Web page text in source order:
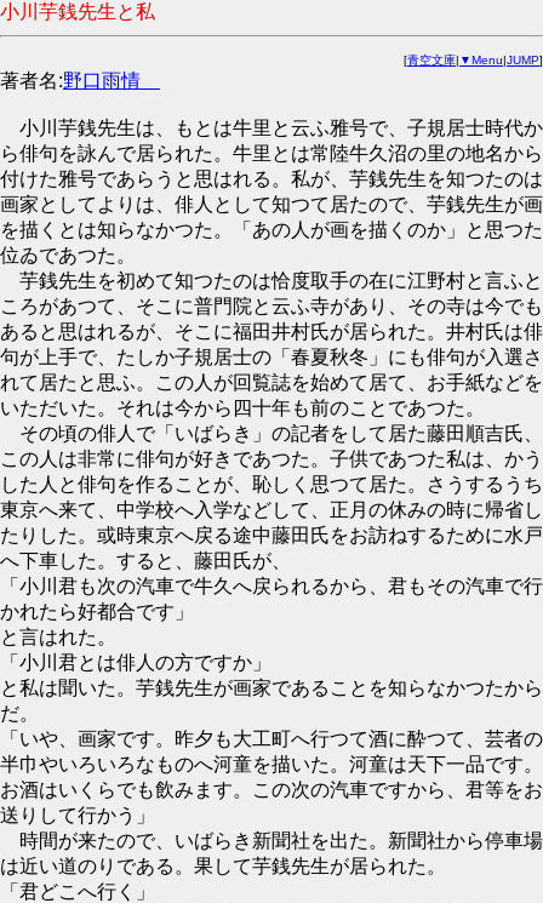
小川芋銭先生と私
[青空文庫| ▼Menu|JUMP]
著者名:野口雨情
小川芋銭先生は、もとは牛里と云ふ雅号で、子規居士時代か
ら俳句を詠んで居られた。牛里とは常陸牛久沼の里の地名から
付けた雅号であらうと思はれる。私が、芋銭先生を知つたのは
画家としてよりは、俳人として知つて居たので、芋銭先生が画
を描くとは知らなかつた。「あの人が画を描くのか」と思つた
位ゐであつた。
芋銭先生を初めて知つたのは恰度取手の在に江野村と言ふと
ころがあつて、そこに普門院と云ふ寺があり、その寺は今でも
あると思はれるが、そこに福田井村氏が居られた。井村氏は俳
句が上手で、たしか子規居士の「春夏秋冬」にも俳句が入選さ
れて居たと思ふ。この人が回覧誌を始めて居て、お手紙などを
いただいた。それは今から四十年も前のことであつた。
その頃の俳人で「いばらき」の記者をして居た藤田順吉氏、
この人は非常に俳句が好きであつた。子供であつた私は、かう
した人と俳句を作ることが、恥しく思つて居た。さうするうち
東京へ来て、中学校へ入学などして、正月の休みの時に帰省し
たりした。或時東京へ戻る途中藤田氏をお訪ねするために水戸
へ下車した。すると、藤田氏が、
「小川君も次の汽車で牛久へ戻られるから、君もその汽車で行
かれたら好都合です」
と言はれた。
「小川君とは俳人の方ですか」
と私は聞いた。芋銭先生が画家であることを知らなかつたから
だ。
「いや、画家です。昨夕も大工町へ行つて酒に酔つて、芸者の
半巾やいろいろなものへ河童を描いた。河童は天下一品です。
お酒はいくらでも飲みます。この次の汽車ですから、君等をお
送りして行かう」
時間が来たので、いばらき新聞社を出た。新聞社から停車場
は近い道のりである。果して芋銭先生が居られた。
「君どこへ行く」